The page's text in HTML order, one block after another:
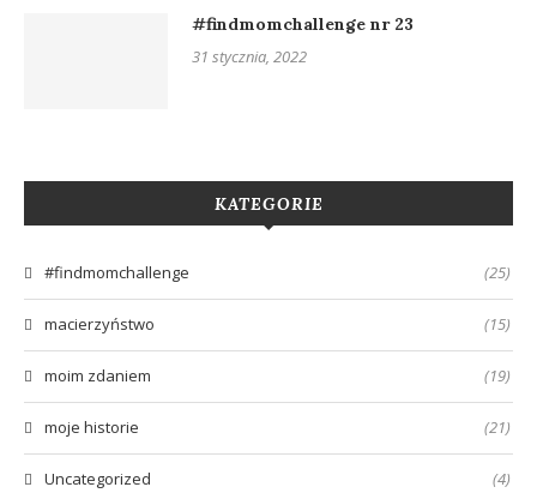
#findmomchallenge nr 23
31 stycznia, 2022
KATEGORIE
#findmomchallenge (25)
macierzyństwo (15)
moim zdaniem (19)
moje historie (21)
Uncategorized (4)